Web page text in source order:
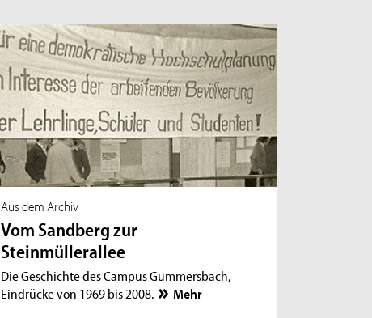
Aus dem Archiv
Vom Sandberg zur
Steinmüllerallee
Die Geschichte des Campus Gummersbach,
Eindrücke von 1969 bis 2008.
Mehr